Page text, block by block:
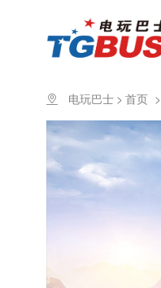
电玩巴士 > 首页 >